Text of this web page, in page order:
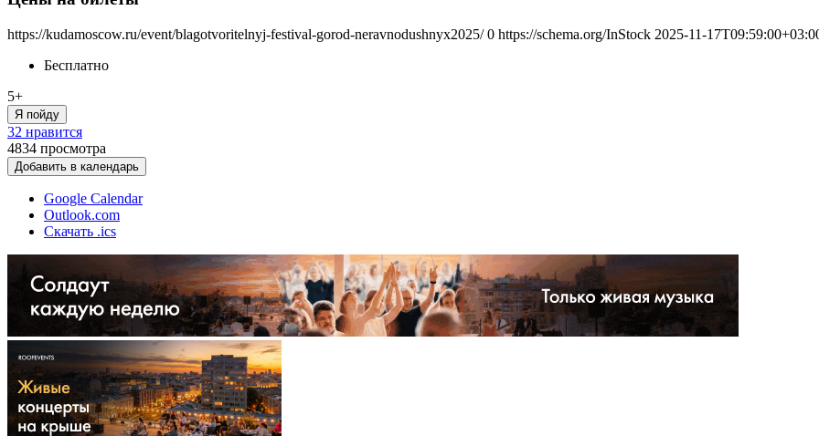
https://kudamoscow.ru/event/blagotvoritelnyj-festival-gorod-neravnodushnyx2025/ 0 https://schema.org/InStock 2025-11-
Бесплатно
5+
Я пойду
32 нравится
4834 просмотра
Добавить в календарь
Google Calendar
Outlook.com
Скачать .ics